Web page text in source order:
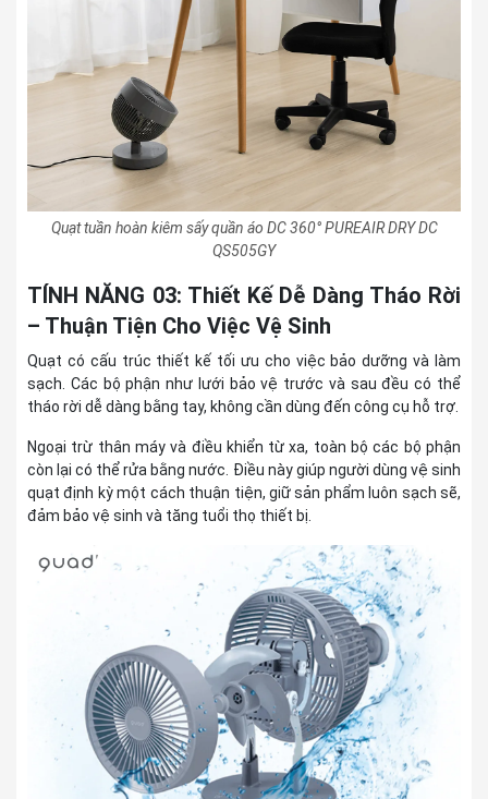
Quạt tuần hoàn kiêm sấy quần áo DC 360° PUREAIR DRY DC
QS505GY
TÍNH NĂNG 03: Thiết Kế Dễ Dàng Tháo Rời
– Thuận Tiện Cho Việc Vệ Sinh
Quạt có cấu trúc thiết kế tối ưu cho việc bảo dưỡng và làm
sạch. Các bộ phận như lưới bảo vệ trước và sau đều có thể
tháo rời dễ dàng bằng tay, không cần dùng đến công cụ hỗ trợ.
Ngoại trừ thân máy và điều khiển từ xa, toàn bộ các bộ phận
còn lại có thể rửa bằng nước. Điều này giúp người dùng vệ sinh
quạt định kỳ một cách thuận tiện, giữ sản phẩm luôn sạch sẽ,
đảm bảo vệ sinh và tăng tuổi thọ thiết bị.